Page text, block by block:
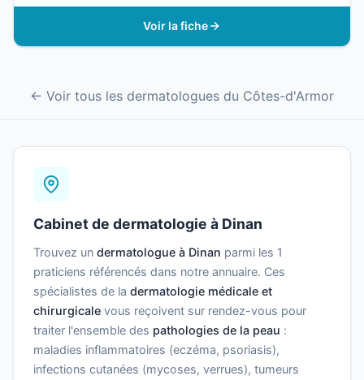
Voir la fiche
← Voir tous les dermatologues du Côtes-d'Armor
Cabinet de dermatologie à Dinan
Trouvez un dermatologue à Dinan parmi les 1
praticiens référencés dans notre annuaire. Ces
spécialistes de la dermatologie médicale et
chirurgicale vous reçoivent sur rendez-vous pour
traiter l'ensemble des pathologies de la peau :
maladies inflammatoires (eczéma, psoriasis),
infections cutanées (mycoses, verrues), tumeurs